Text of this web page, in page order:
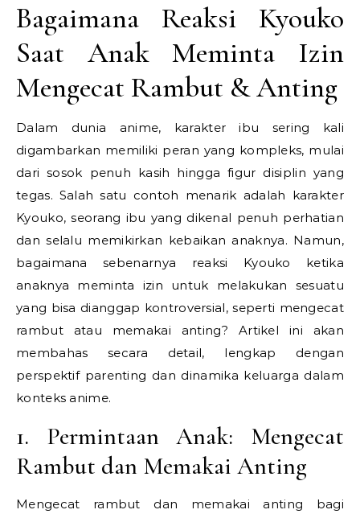
Bagaimana Reaksi Kyouko
Saat Anak Meminta Izin
Mengecat Rambut & Anting
Dalam dunia anime, karakter ibu sering kali
digambarkan memiliki peran yang kompleks, mulai
dari sosok penuh kasih hingga figur disiplin yang
tegas. Salah satu contoh menarik adalah karakter
Kyouko, seorang ibu yang dikenal penuh perhatian
dan selalu memikirkan kebaikan anaknya. Namun,
bagaimana sebenarnya reaksi Kyouko ketika
anaknya meminta izin untuk melakukan sesuatu
yang bisa dianggap kontroversial, seperti mengecat
rambut atau memakai anting? Artikel ini akan
membahas secara detail, lengkap dengan
perspektif parenting dan dinamika keluarga dalam
konteks anime.
1. Permintaan Anak: Mengecat
Rambut dan Memakai Anting
Mengecat rambut dan memakai anting bagi